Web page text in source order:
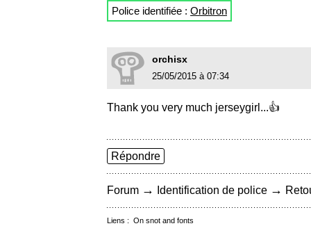
Police identifiée : Orbitron
orchisx
25/05/2015 à 07:34
Thank you very much jerseygirl...👍
Répondre
Forum → Identification de police →
Liens : On snot and fonts